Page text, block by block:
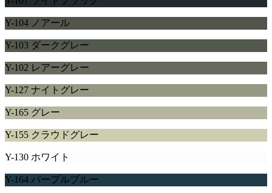
Y-104 ノアール
Y-103 ダークグレー
Y-102 レアーグレー
Y-127 ナイトグレー
Y-165 グレー
Y-155 クラウドグレー
Y-130 ホワイト
Y-164 パープルブルー